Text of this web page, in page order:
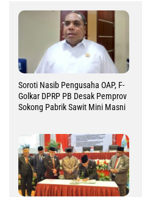
Soroti Nasib Pengusaha OAP, F-
Golkar DPRP PB Desak Pemprov
Sokong Pabrik Sawit Mini Masni